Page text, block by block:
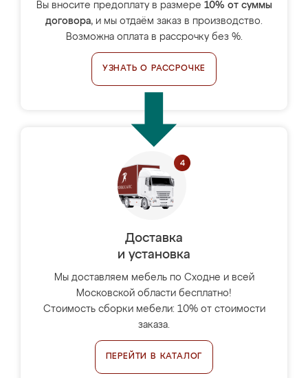
Вы вносите предоплату в размере 10% от суммы
договора, и мы отдаём заказ в производство.
Возможна оплата в рассрочку без %.
УЗНАТЬ О РАССРОЧКЕ
Доставка
и установка
Мы доставляем мебель по Сходне и всей
Московской области бесплатно!
Стоимость сборки мебели: 10% от стоимости
заказа.
ПЕРЕЙТИ В КАТАЛОГ